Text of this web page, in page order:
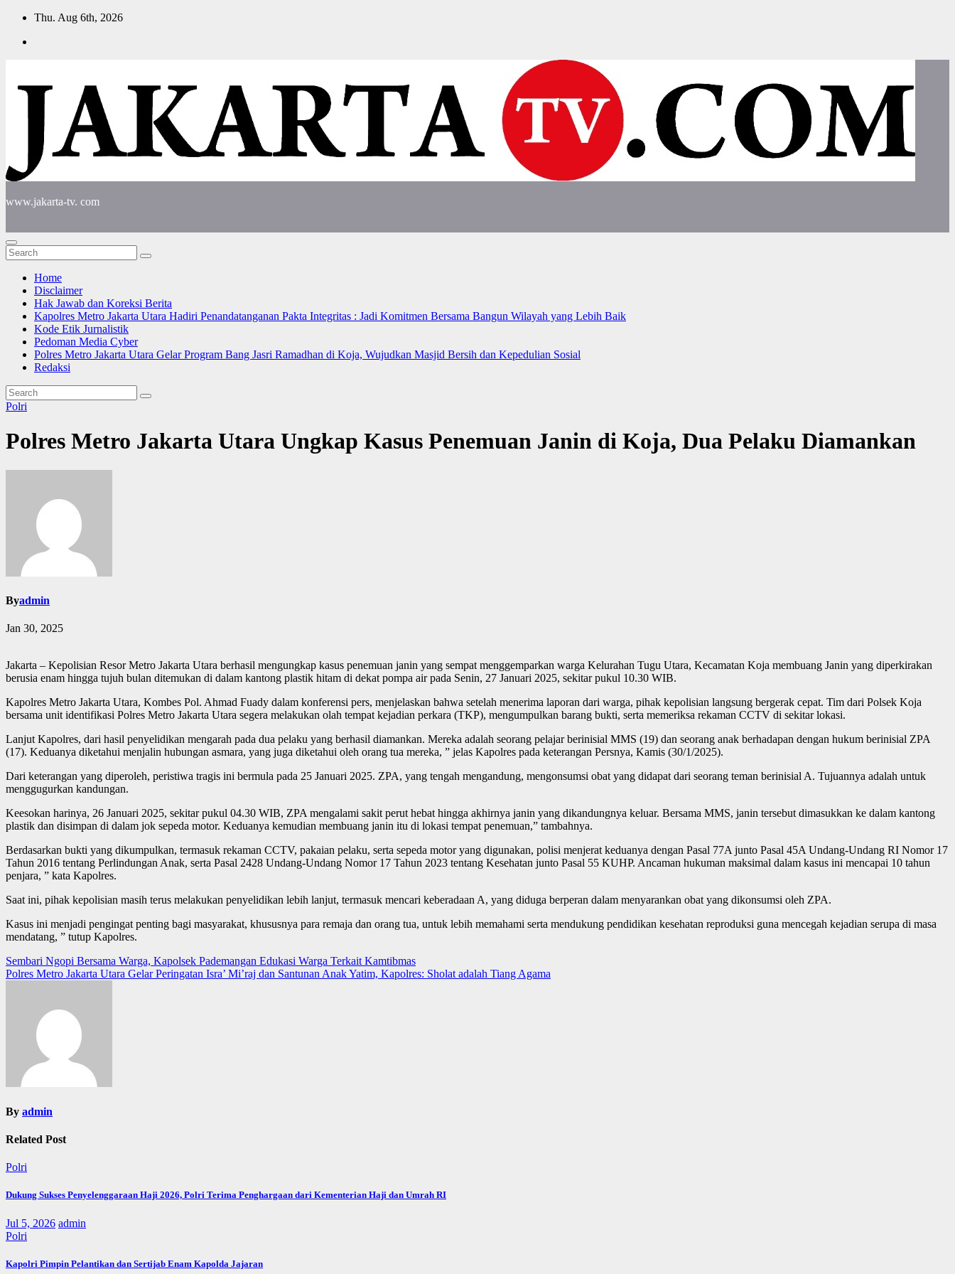
Skip
content
Thu. Aug 6th, 2026
www.jakarta-tv. com
Home
Disclaimer
Hak Jawab dan Koreksi Berita
Kapolres Metro Jakarta Utara Hadiri Penandatanganan Pakta Integritas : Jadi Komitmen Bersama Bangun Wilayah yang Lebih Baik
Kode Etik Jurnalistik
Pedoman Media Cyber
Polres Metro Jakarta Utara Gelar Program Bang Jasri Ramadhan di Koja, Wujudkan Masjid Bersih dan Kepedulian Sosial
Redaksi
Polri
Polres Metro Jakarta Utara Ungkap Kasus Penemuan Janin di Koja, Dua Pelaku Diamankan
Byadmin
Jan 30, 2025
Jakarta – Kepolisian Resor Metro Jakarta Utara berhasil mengungkap kasus penemuan janin yang sempat menggemparkan warga Kelurahan Tugu Utara, Kecamatan Koja membuang Janin yang diperkirakan
berusia enam hingga tujuh bulan ditemukan di dalam kantong plastik hitam di dekat pompa air pada Senin, 27 Januari 2025, sekitar pukul 10.30 WIB.
Kapolres Metro Jakarta Utara, Kombes Pol. Ahmad Fuady dalam konferensi pers, menjelaskan bahwa setelah menerima laporan dari warga, pihak kepolisian langsung bergerak cepat. Tim dari Polsek Koja
bersama unit identifikasi Polres Metro Jakarta Utara segera melakukan olah tempat kejadian perkara (TKP), mengumpulkan barang bukti, serta memeriksa rekaman CCTV di sekitar lokasi.
Lanjut Kapolres, dari hasil penyelidikan mengarah pada dua pelaku yang berhasil diamankan. Mereka adalah seorang pelajar berinisial MMS (19) dan seorang anak berhadapan dengan hukum berinisial ZPA
(17). Keduanya diketahui menjalin hubungan asmara, yang juga diketahui oleh orang tua mereka, ” jelas Kapolres pada keterangan Persnya, Kamis (30/1/2025).
Dari keterangan yang diperoleh, peristiwa tragis ini bermula pada 25 Januari 2025. ZPA, yang tengah mengandung, mengonsumsi obat yang didapat dari seorang teman berinisial A. Tujuannya adalah untuk
menggugurkan kandungan.
Keesokan harinya, 26 Januari 2025, sekitar pukul 04.30 WIB, ZPA mengalami sakit perut hebat hingga akhirnya janin yang dikandungnya keluar. Bersama MMS, janin tersebut dimasukkan ke dalam kantong
plastik dan disimpan di dalam jok sepeda motor. Keduanya kemudian membuang janin itu di lokasi tempat penemuan,” tambahnya.
Berdasarkan bukti yang dikumpulkan, termasuk rekaman CCTV, pakaian pelaku, serta sepeda motor yang digunakan, polisi menjerat keduanya dengan Pasal 77A junto Pasal 45A Undang-Undang RI Nomor 17
Tahun 2016 tentang Perlindungan Anak, serta Pasal 2428 Undang-Undang Nomor 17 Tahun 2023 tentang Kesehatan junto Pasal 55 KUHP. Ancaman hukuman maksimal dalam kasus ini mencapai 10 tahun
penjara, ” kata Kapolres.
Saat ini, pihak kepolisian masih terus melakukan penyelidikan lebih lanjut, termasuk mencari keberadaan A, yang diduga berperan dalam menyarankan obat yang dikonsumsi oleh ZPA.
Kasus ini menjadi pengingat penting bagi masyarakat, khususnya para remaja dan orang tua, untuk lebih memahami serta mendukung pendidikan kesehatan reproduksi guna mencegah kejadian serupa di masa
mendatang, ” tutup Kapolres.
Post
navigation
Sembari Ngopi Bersama Warga, Kapolsek Pademangan Edukasi Warga Terkait Kamtibmas
Polres Metro Jakarta Utara Gelar Peringatan Isra’ Mi’raj dan Santunan Anak Yatim, Kapolres: Sholat adalah Tiang Agama
By admin
Related Post
Polri
Dukung Sukses Penyelenggaraan Haji 2026, Polri Terima Penghargaan dari Kementerian Haji dan Umrah RI
Jul 5, 2026 admin
Polri
Kapolri Pimpin Pelantikan dan Sertijab Enam Kapolda Jajaran